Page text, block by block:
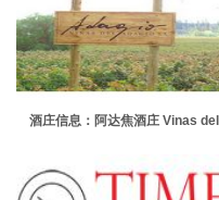
酒庄信息：阿达焦酒庄 Vinas del